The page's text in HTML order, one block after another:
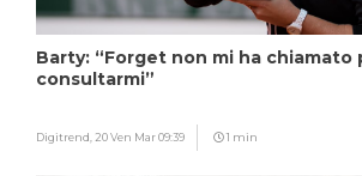
Barty: “Forget non mi ha chiamato
consultarmi”
Digitrend, 20 Ven Mar 09:39 1 min